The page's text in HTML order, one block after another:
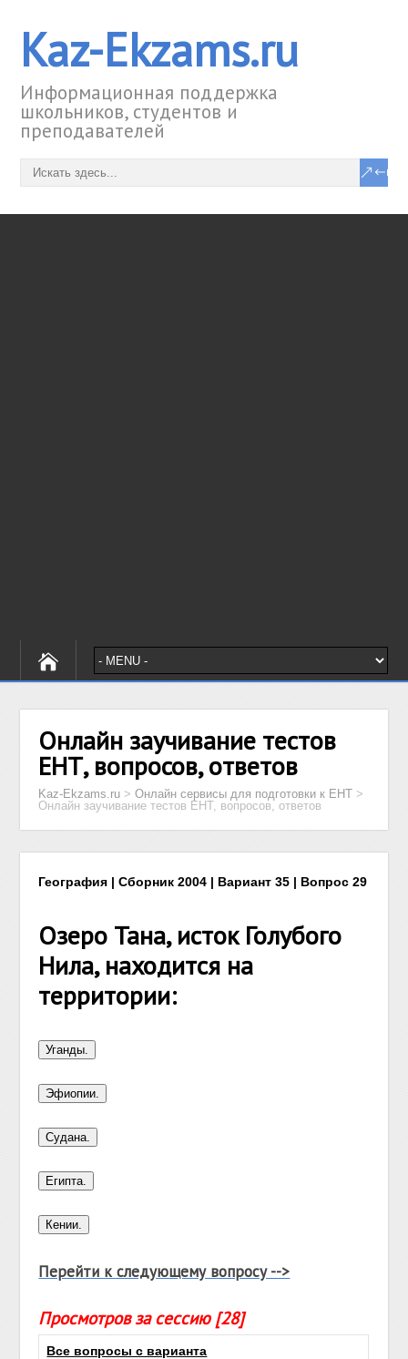
Kaz-Ekzams.ru
Информационная поддержка
школьников, студентов и
преподавателей
Онлайн заучивание тестов
ЕНТ, вопросов, ответов
Kaz-Ekzams.ru >Онлайн сервисы для подготовки к ЕНТ >
Онлайн заучивание тестов ЕНТ, вопросов, ответов
География | Сборник 2004 | Вариант 35 | Вопрос 29
Озеро Тана, исток Голубого
Нила, находится на
территории:
Перейти к следующему вопросу -->
Просмотров за сессию [28]
Все вопросы с варианта